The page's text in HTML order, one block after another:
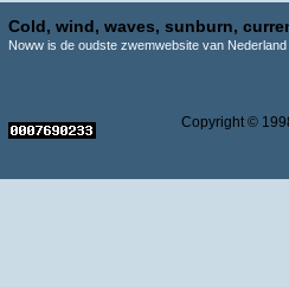
Cold, wind, waves, sunburn,
Noww is de oudste zwemwebsite van
Copyright ©